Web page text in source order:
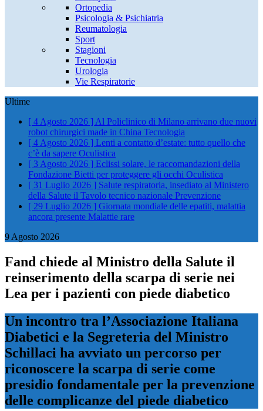
Ortopedia
Psicologia & Psichiatria
Reumatologia
Sport
Stagioni
Tecnologia
Urologia
Vie Respiratorie
Ultime
[ 4 Agosto 2026 ] Al Policlinico di Milano arrivano due nuovi
robot chirurgici made in China Tecnologia
[ 4 Agosto 2026 ] Lenti a contatto d’estate: tutto quello che
c’è da sapere Oculistica
[ 3 Agosto 2026 ] Eclissi solare, le raccomandazioni della
Fondazione Bietti per proteggere gli occhi Oculistica
[ 31 Luglio 2026 ] Salute respiratoria, insediato al Ministero
della Salute il Tavolo tecnico nazionale Prevenzione
[ 29 Luglio 2026 ] Giornata mondiale delle epatiti, malattia
ancora presente Malattie rare
9 Agosto 2026
Fand chiede al Ministro della Salute il
reinserimento della scarpa di serie nei
Lea per i pazienti con piede diabetico
Un incontro tra l’Associazione Italiana
Diabetici e la Segreteria del Ministro
Schillaci ha avviato un percorso per
riconoscere la scarpa di serie come
presidio fondamentale per la prevenzione
delle complicanze del piede diabetico